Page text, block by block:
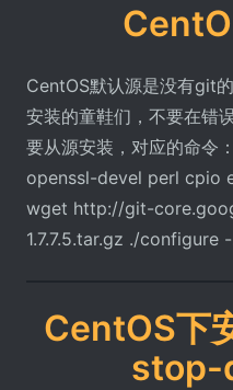
CentOS默认源是没有git
安装的童鞋们，不要在错
要从源安装，对应的命
openssl-devel perl cpio
wget http://git-
1.7.7.5.tar.gz ./configure -
CentOS下
stop-